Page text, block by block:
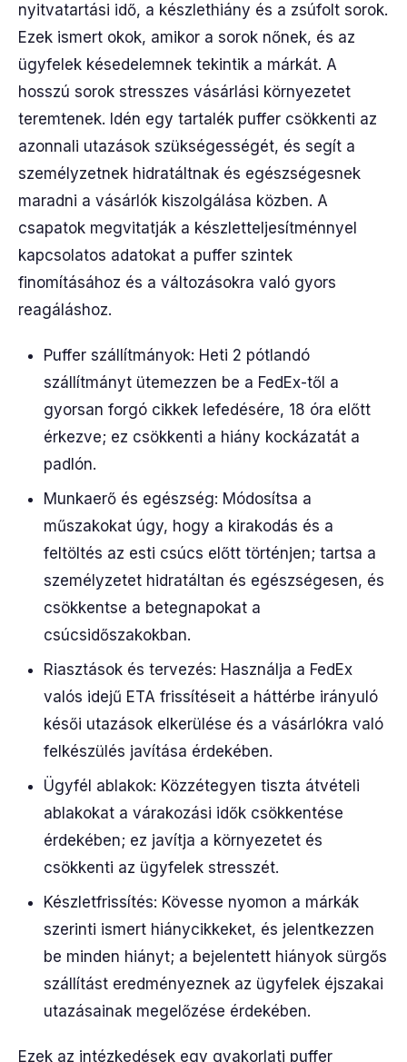
nyitvatartási idő, a készlethiány és a zsúfolt sorok.
Ezek ismert okok, amikor a sorok nőnek, és az
ügyfelek késedelemnek tekintik a márkát. A
hosszú sorok stresszes vásárlási környezetet
teremtenek. Idén egy tartalék puffer csökkenti az
azonnali utazások szükségességét, és segít a
személyzetnek hidratáltnak és egészségesnek
maradni a vásárlók kiszolgálása közben. A
csapatok megvitatják a készletteljesítménnyel
kapcsolatos adatokat a puffer szintek
finomításához és a változásokra való gyors
reagáláshoz.
Puffer szállítmányok: Heti 2 pótlandó
szállítmányt ütemezzen be a FedEx-től a
gyorsan forgó cikkek lefedésére, 18 óra előtt
érkezve; ez csökkenti a hiány kockázatát a
padlón.
Munkaerő és egészség: Módosítsa a
műszakokat úgy, hogy a kirakodás és a
feltöltés az esti csúcs előtt történjen; tartsa a
személyzetet hidratáltan és egészségesen, és
csökkentse a betegnapokat a
csúcsidőszakokban.
Riasztások és tervezés: Használja a FedEx
valós idejű ETA frissítéseit a háttérbe irányuló
késői utazások elkerülése és a vásárlókra való
felkészülés javítása érdekében.
Ügyfél ablakok: Közzétegyen tiszta átvételi
ablakokat a várakozási idők csökkentése
érdekében; ez javítja a környezetet és
csökkenti az ügyfelek stresszét.
Készletfrissítés: Kövesse nyomon a márkák
szerinti ismert hiánycikkeket, és jelentkezzen
be minden hiányt; a bejelentett hiányok sürgős
szállítást eredményeznek az ügyfelek éjszakai
utazásainak megelőzése érdekében.
Ezek az intézkedések egy gyakorlati puffer